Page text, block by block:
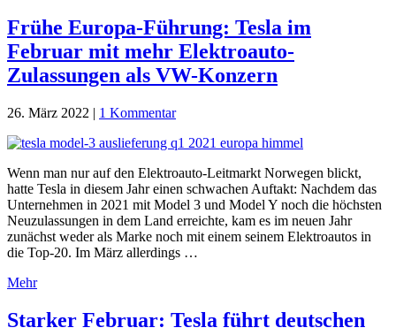
Frühe Europa-Führung: Tesla im
Februar mit mehr Elektroauto-
Zulassungen als VW-Konzern
26. März 2022 | 1 Kommentar
Wenn man nur auf den Elektroauto-Leitmarkt Norwegen blickt,
hatte Tesla in diesem Jahr einen schwachen Auftakt: Nachdem das
Unternehmen in 2021 mit Model 3 und Model Y noch die höchsten
Neuzulassungen in dem Land erreichte, kam es im neuen Jahr
zunächst weder als Marke noch mit einem seinem Elektroautos in
die Top-20. Im März allerdings …
Mehr
Starker Februar: Tesla führt deutschen